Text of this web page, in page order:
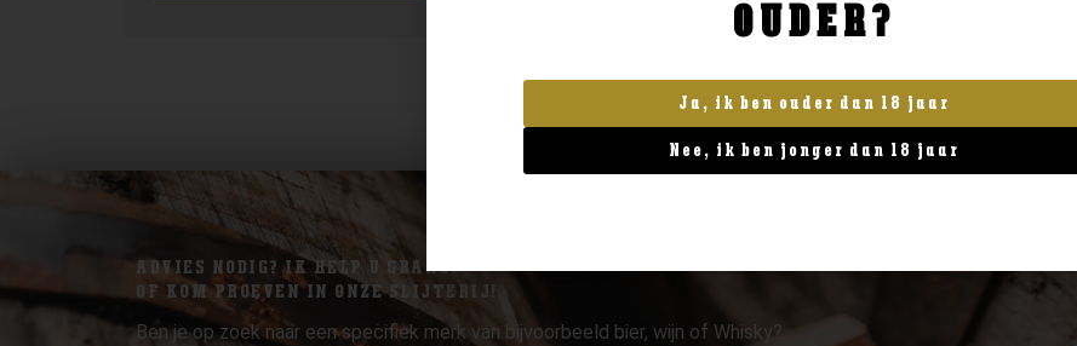
ADVIES NODIG? IK HELP U GRAAG.
OF KOM PROEVEN IN ONZE SLIJTERIJ!
Ben je op zoek naar een specifiek merk van bijvoorbeeld bier, wijn of Whisky?
OUDER?
Ja, ik ben ouder dan 18 jaar
Nee, ik ben jonger dan 18 jaar